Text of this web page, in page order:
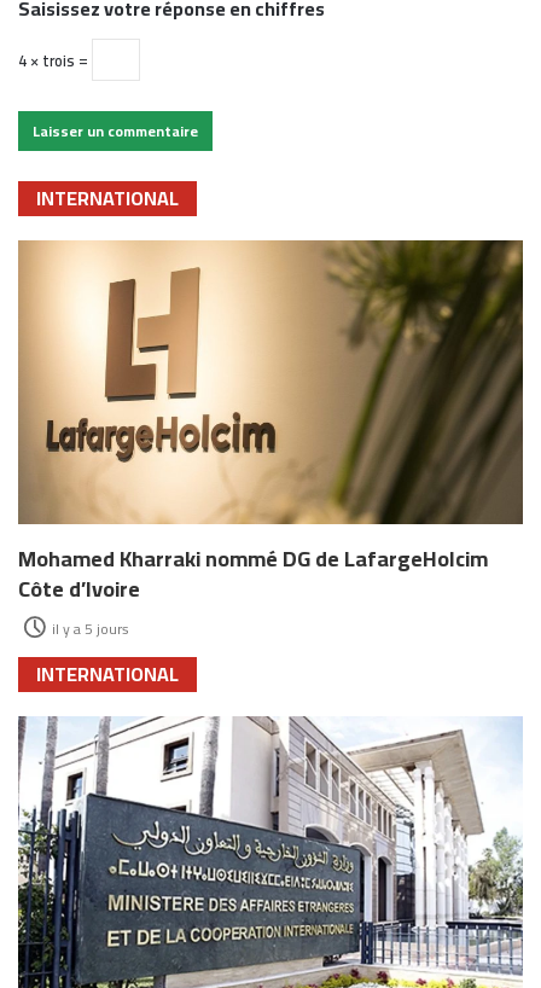
Saisissez votre réponse en chiffres
4 × trois =
INTERNATIONAL
Mohamed Kharraki nommé DG de LafargeHolcim
Côte d’Ivoire
il y a 5 jours
INTERNATIONAL